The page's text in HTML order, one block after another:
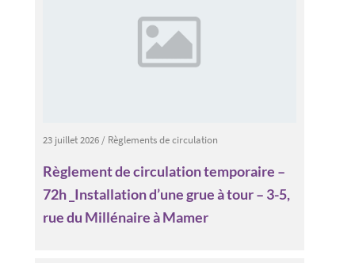
23 juillet 2026/ Règlements de circulation
Règlement de circulation temporaire –
72h _Installation d’une grue à tour – 3-5,
rue du Millénaire à Mamer